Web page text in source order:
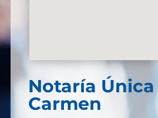
Notaría Única
Carmen